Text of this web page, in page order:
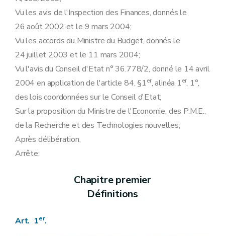
Vu les avis de l'Inspection des Finances, donnés le
26 août 2002 et le 9 mars 2004;
Vu les accords du Ministre du Budget, donnés le
24 juillet 2003 et le 11 mars 2004;
Vu l'avis du Conseil d'Etat n° 36.778/2, donné le 14 avril
2004 en application de l'article 84, §1er, alinéa 1er, 1°,
des lois coordonnées sur le Conseil d'Etat;
Sur la proposition du Ministre de l'Economie, des P.M.E.,
de la Recherche et des Technologies nouvelles;
Après délibération,
Arrête:
Chapitre premier
Définitions
Art. 1er.